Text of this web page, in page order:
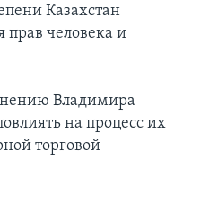
Казахстан
человека и
Владимира
на процесс их
торговой